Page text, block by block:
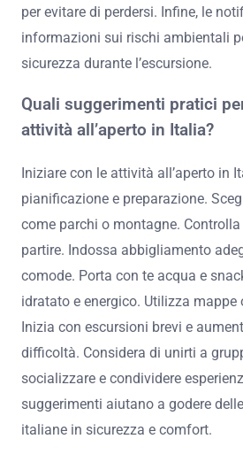
per evitare di perdersi. Infine, le
informazioni sui rischi ambientali
sicurezza durante l’escursione.
Quali suggerimenti pratici
attività all’aperto in Italia?
Iniziare con le attività all’aperto in
pianificazione e preparazione.
come parchi o montagne.
partire. Indossa abbigliamento
comode. Porta con te acqua e
idratato e energico. Utilizza mappe
Inizia con escursioni brevi e
difficoltà. Considera di unirti a
socializzare e condividere
suggerimenti aiutano a godere
italiane in sicurezza e comfort.